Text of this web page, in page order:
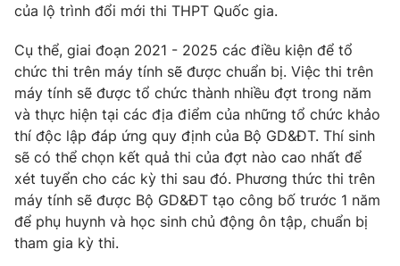
Góc doanh nghiệp
Truyền hình
Phim VTV
Hậu trường
Nhân vật
Khán giả
Giải sao mai
Giải trí
Điện ảnh
Âm nhạc
Sao
Đời sống
Du lịch
Làm đẹp
Chất lượng cuộc sống
Giáo dục
Tuyển sinh
Học trực tuyến
Công nghệ
của lộ trình đổi mới thi THPT Quốc gia.
Cụ thể, giai đoạn 2021 - 2025 các điều kiện để tổ
chức thi trên máy tính sẽ được chuẩn bị. Việc thi trên
máy tính sẽ được tổ chức thành nhiều đợt trong năm
và thực hiện tại các địa điểm của những tổ chức khảo
thí độc lập đáp ứng quy định của Bộ GD&ĐT. Thí sinh
sẽ có thể chọn kết quả thi của đợt nào cao nhất để
xét tuyển cho các kỳ thi sau đó. Phương thức thi trên
máy tính sẽ được Bộ GD&ĐT tạo công bố trước 1 năm
để phụ huynh và học sinh chủ động ôn tập, chuẩn bị
tham gia kỳ thi.